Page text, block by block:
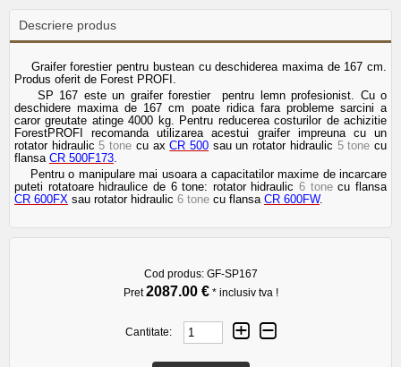
Descriere produs
Graifer forestier pentru bustean cu deschiderea maxima de 167 cm.
Produs oferit de Forest PROFI.
SP 167 este un graifer forestier pentru lemn profesionist. Cu o
deschidere maxima de 167 cm poate ridica fara probleme sarcini a
caror greutate atinge 4000 kg. Pentru reducerea costurilor de achizitie
ForestPROFI recomanda utilizarea acestui graifer impreuna cu un
rotator hidraulic 5 tone cu axCR 500 sau un rotator hidraulic 5 tone cu
flansa CR 500F173
Pentru o manipulare mai usoara a capacitatilor maxime de incarcare
puteti rotatoare hidraulice de 6 tone: rotator hidraulic 6 tone cu flansa
CR 600FX sau rotator hidraulic 6 tone cu flansa CR 600FW.
Cod produs: GF-SP167
Pret2087.00 € * inclusiv tva !
Cantitate: